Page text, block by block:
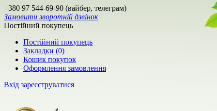
+380 97 544-69-90 (вайбер, телеграм)
Замовити зворотній дзвінок
Постійний покупець
Постійний покупець
Закладки (0)
Кошик покупок
Оформлення замовлення
Вхід зареєструватися